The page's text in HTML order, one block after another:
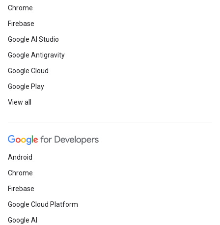
Chrome
Firebase
Google AI Studio
Google Antigravity
Google Cloud
Google Play
View all
Android
Chrome
Firebase
Google Cloud Platform
Google AI